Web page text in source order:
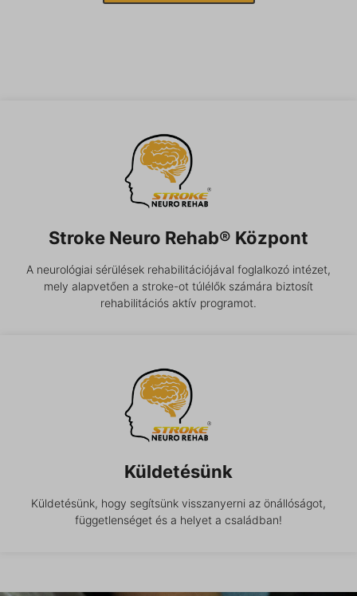
Stroke Neuro Rehab® Központ
A neurológiai sérülések rehabilitációjával foglalkozó intézet,
mely alapvetően a stroke-ot túlélők számára biztosít
rehabilitációs aktív programot.
Küldetésünk
Küldetésünk, hogy segítsünk visszanyerni az önállóságot,
függetlenséget és a helyet a családban!